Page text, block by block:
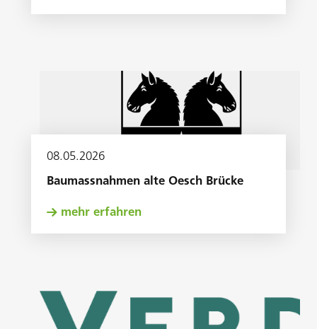
08.05.2026
Baumassnahmen alte Oesch Brücke
mehr erfahren